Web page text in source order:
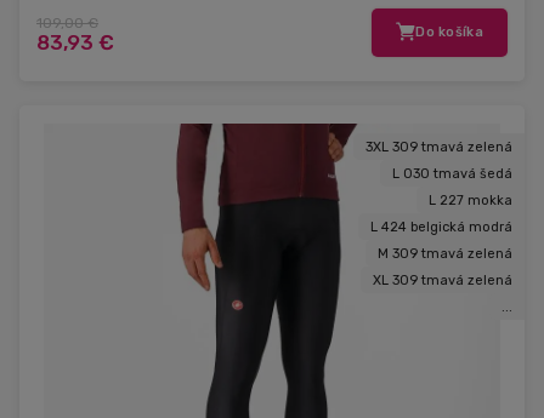
109,00 €
83,93 € Do košíka
3XL 309 tmavá zelená
L 030 tmavá šedá
L 227 mokka
L 424 belgická modrá
M 309 tmavá zelená
XL 309 tmavá zelená
...